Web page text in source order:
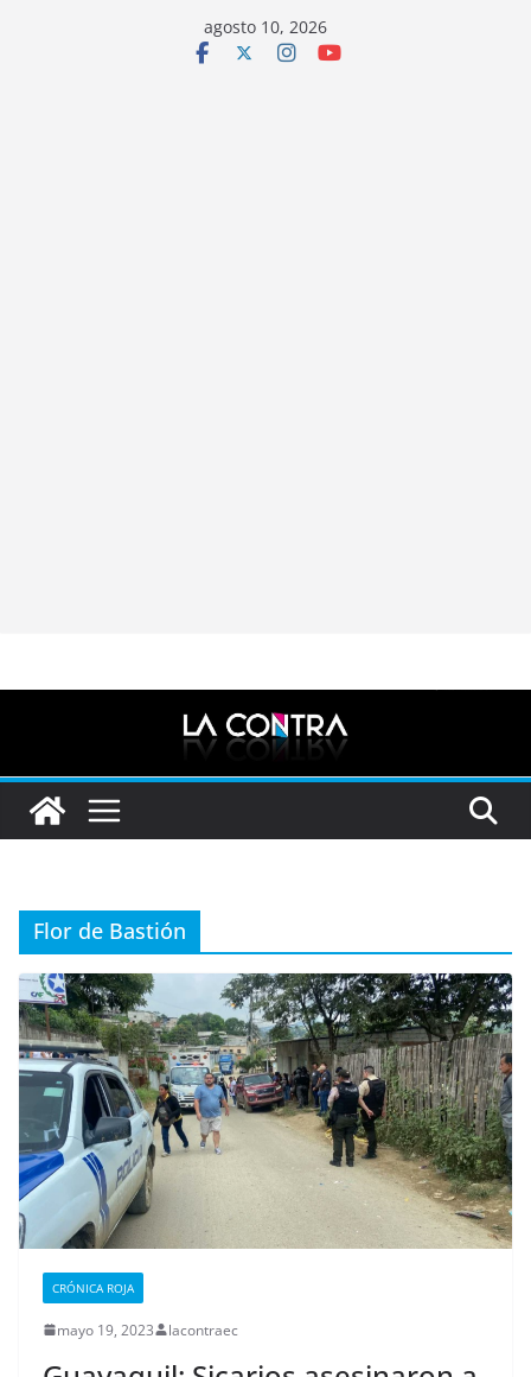
agosto 10, 2026
Flor de Bastión
CRÓNICA ROJA
mayo 19, 2023 lacontraec